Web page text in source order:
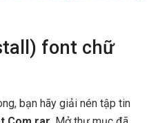
font chữ
bạn hãy giải nén tập tin